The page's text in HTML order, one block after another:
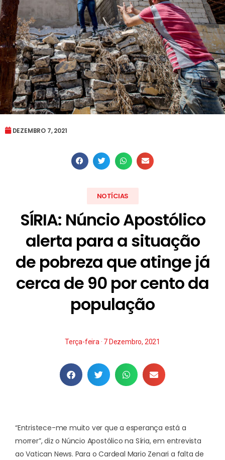
DEZEMBRO 7, 2021
NOTÍCIAS
SÍRIA: Núncio Apostólico
alerta para a situação
de pobreza que atinge já
cerca de 90 por cento da
população
Terça-feira · 7 Dezembro, 2021
“Entristece-me muito ver que a esperança está a
morrer”, diz o Núncio Apostólico na Síria, em entrevista
ao Vatican News. Para o Cardeal Mario Zenari a falta de